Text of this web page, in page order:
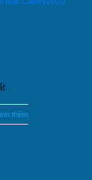
thêm